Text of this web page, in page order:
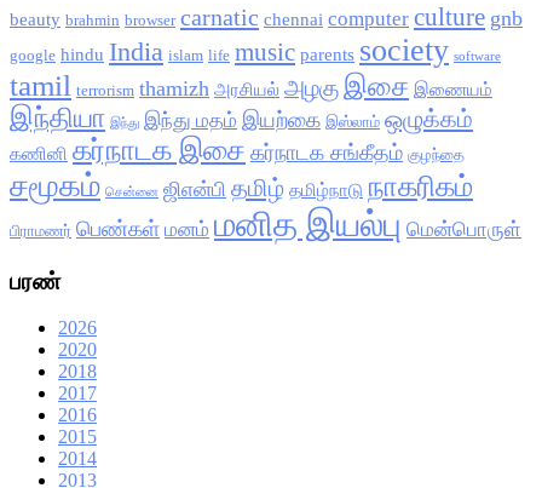
beauty brahmin browser carnatic chennai computer culture gnb
google hindu India islam life music parents society software
tamil terrorism thamizh அரசியல் அழகு இசை இணையம்
இந்தியா இந்து இந்து மதம் இயற்கை இஸ்லாம் ஒழுக்கம்
கணினி கர்நாடக இசை கர்நாடக சங்கீதம் குழந்தை
சமூகம் சென்னை ஜிஎன்பி தமிழ் தமிழ்நாடு நாகரிகம்
பிராமணர் பெண்கள் மனம் மனித இயல்பு மென்பொருள்
பரண்
2026
2020
2018
2017
2016
2015
2014
2013